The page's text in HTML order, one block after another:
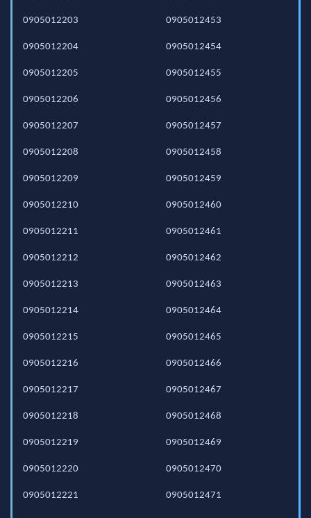
0905012203
0905012204
0905012205
0905012206
0905012207
0905012208
0905012209
0905012210
0905012211
0905012212
0905012213
0905012214
0905012215
0905012216
0905012217
0905012218
0905012219
0905012220
0905012221
0905012453
0905012454
0905012455
0905012456
0905012457
0905012458
0905012459
0905012460
0905012461
0905012462
0905012463
0905012464
0905012465
0905012466
0905012467
0905012468
0905012469
0905012470
0905012471